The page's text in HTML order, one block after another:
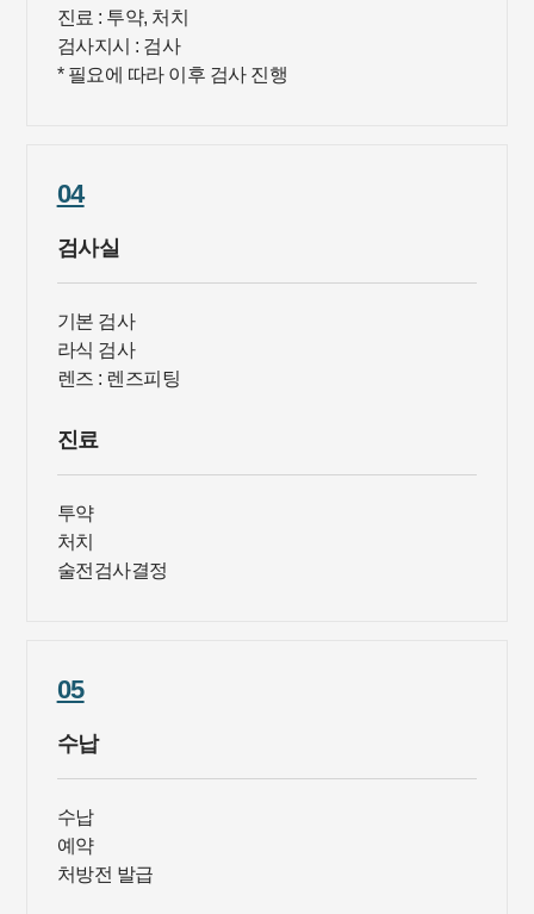
진료 : 투약, 처치
검사지시 : 검사
* 필요에 따라 이후 검사 진행
04
검사실
기본 검사
라식 검사
렌즈 : 렌즈피팅
진료
투약
처치
술전검사결정
05
수납
수납
예약
처방전 발급